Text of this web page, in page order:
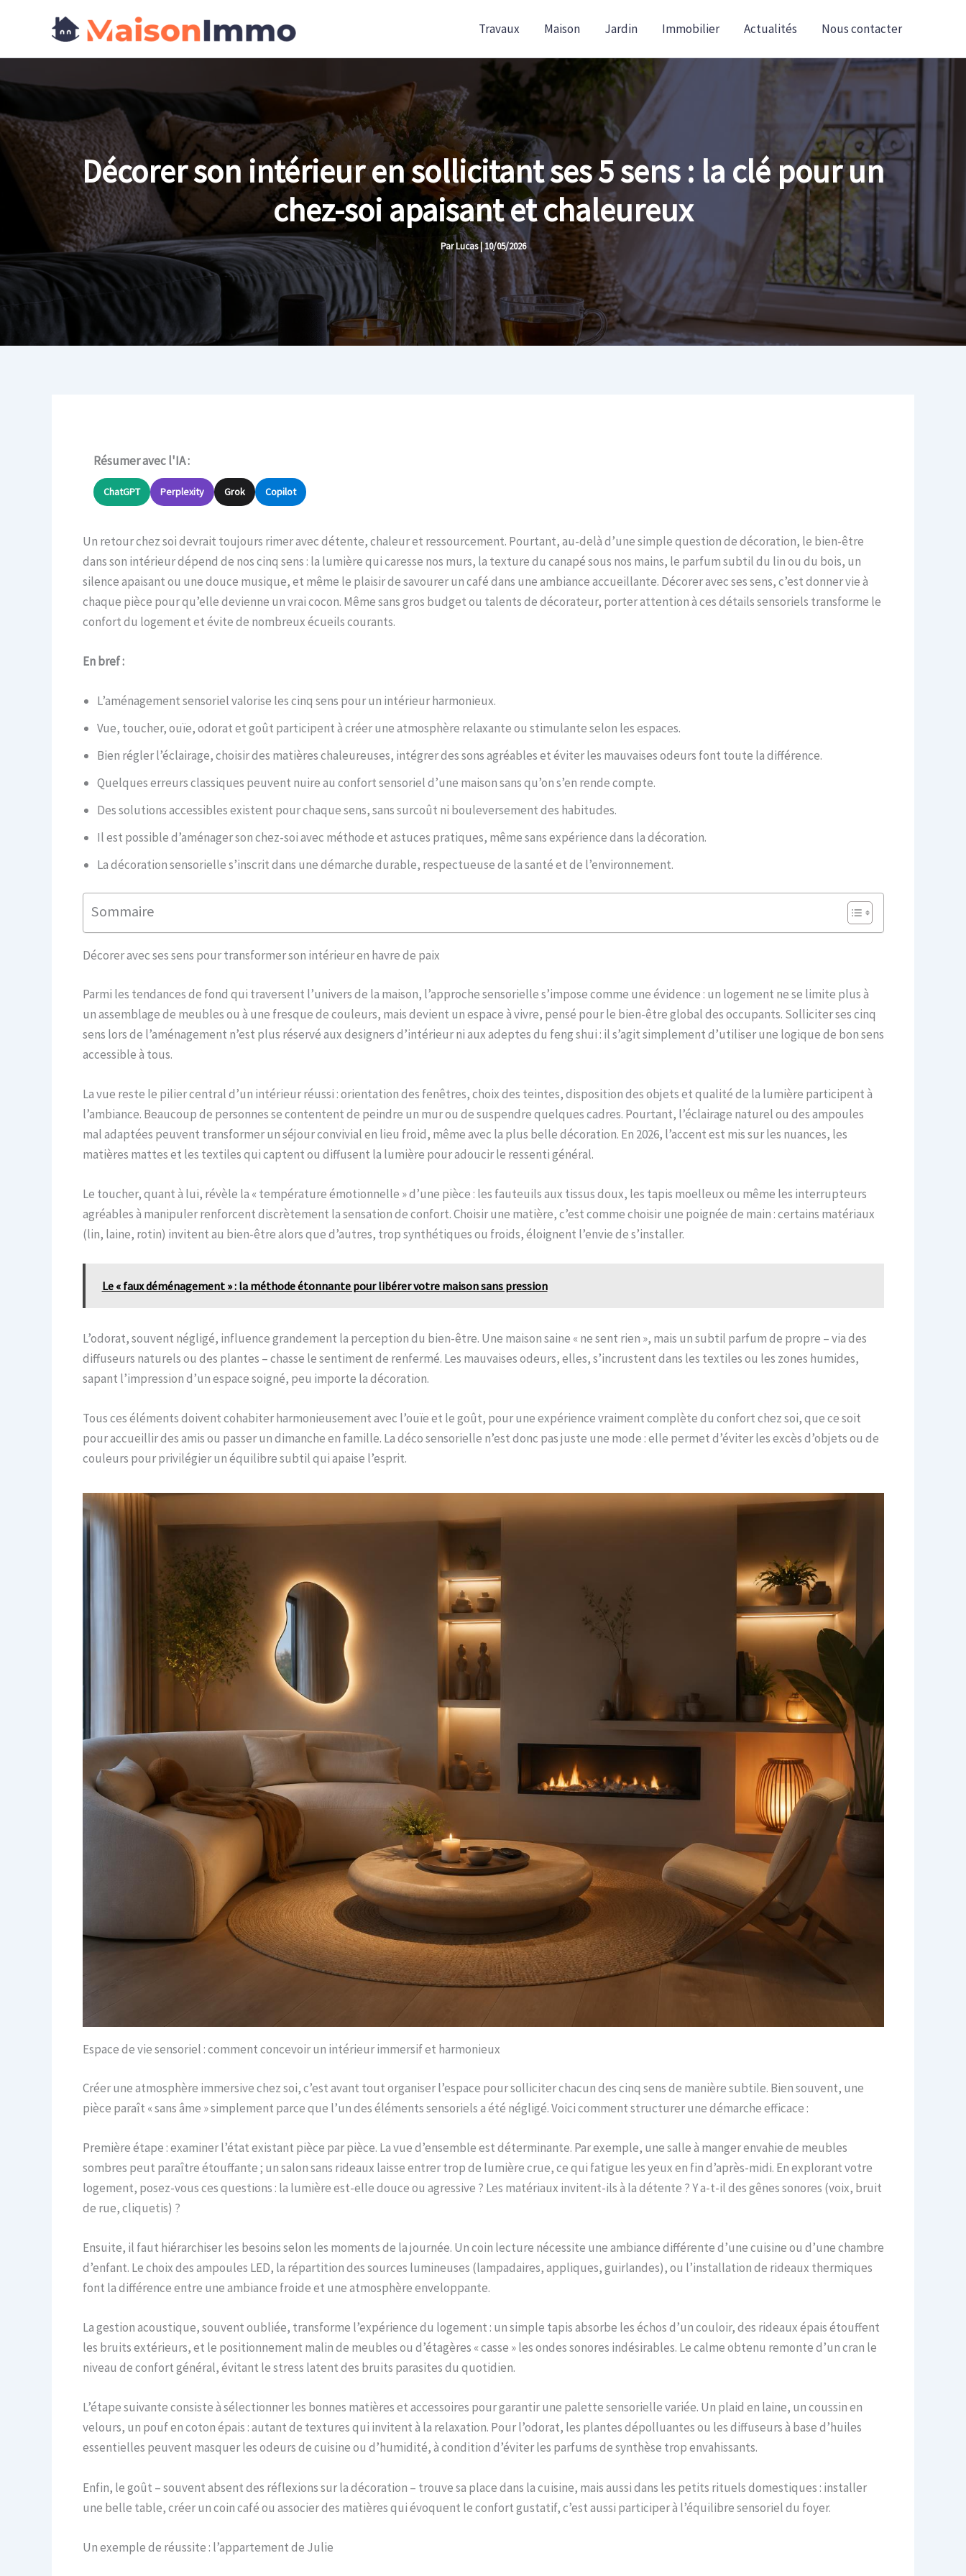
Travaux Maison Jardin Immobilier Actualités Nous contacter
Décorer son intérieur en sollicitant ses 5 sens : la clé pour un
chez-soi apaisant et chaleureux
ParLucas|10/05/2026
Résumer avec l'IA :
ChatGPT Perplexity Grok Copilot
Un retour chez soi devrait toujours rimer avec détente, chaleur et ressourcement. Pourtant, au-delà d’une simple question de décoration, le bien-être
dans son intérieur dépend de nos cinq sens : la lumière qui caresse nos murs, la texture du canapé sous nos mains, le parfum subtil du lin ou du bois, un
silence apaisant ou une douce musique, et même le plaisir de savourer un café dans une ambiance accueillante. Décorer avec ses sens, c’est donner vie à
chaque pièce pour qu’elle devienne un vrai cocon. Même sans gros budget ou talents de décorateur, porter attention à ces détails sensoriels transforme le
confort du logement et évite de nombreux écueils courants.
En bref :
L’aménagement sensoriel valorise les cinq sens pour un intérieur harmonieux.
Vue, toucher, ouïe, odorat et goût participent à créer une atmosphère relaxante ou stimulante selon les espaces.
Bien régler l’éclairage, choisir des matières chaleureuses, intégrer des sons agréables et éviter les mauvaises odeurs font toute la différence.
Quelques erreurs classiques peuvent nuire au confort sensoriel d’une maison sans qu’on s’en rende compte.
Des solutions accessibles existent pour chaque sens, sans surcoût ni bouleversement des habitudes.
Il est possible d’aménager son chez-soi avec méthode et astuces pratiques, même sans expérience dans la décoration.
La décoration sensorielle s’inscrit dans une démarche durable, respectueuse de la santé et de l’environnement.
Sommaire
Décorer avec ses sens pour transformer son intérieur en havre de paix
Parmi les tendances de fond qui traversent l’univers de la maison, l’approche sensorielle s’impose comme une évidence : un logement ne se limite plus à
un assemblage de meubles ou à une fresque de couleurs, mais devient un espace à vivre, pensé pour le bien-être global des occupants. Solliciter ses cinq
sens lors de l’aménagement n’est plus réservé aux designers d’intérieur ni aux adeptes du feng shui : il s’agit simplement d’utiliser une logique de bon sens
accessible à tous.
La vue reste le pilier central d’un intérieur réussi : orientation des fenêtres, choix des teintes, disposition des objets et qualité de la lumière participent à
l’ambiance. Beaucoup de personnes se contentent de peindre un mur ou de suspendre quelques cadres. Pourtant, l’éclairage naturel ou des ampoules
mal adaptées peuvent transformer un séjour convivial en lieu froid, même avec la plus belle décoration. En 2026, l’accent est mis sur les nuances, les
matières mattes et les textiles qui captent ou diffusent la lumière pour adoucir le ressenti général.
Le toucher, quant à lui, révèle la « température émotionnelle » d’une pièce : les fauteuils aux tissus doux, les tapis moelleux ou même les interrupteurs
agréables à manipuler renforcent discrètement la sensation de confort. Choisir une matière, c’est comme choisir une poignée de main : certains matériaux
(lin, laine, rotin) invitent au bien-être alors que d’autres, trop synthétiques ou froids, éloignent l’envie de s’installer.
Le « faux déménagement » : la méthode étonnante pour libérer votre maison sans pression
L’odorat, souvent négligé, influence grandement la perception du bien-être. Une maison saine « ne sent rien », mais un subtil parfum de propre – via des
diffuseurs naturels ou des plantes – chasse le sentiment de renfermé. Les mauvaises odeurs, elles, s’incrustent dans les textiles ou les zones humides,
sapant l’impression d’un espace soigné, peu importe la décoration.
Tous ces éléments doivent cohabiter harmonieusement avec l’ouïe et le goût, pour une expérience vraiment complète du confort chez soi, que ce soit
pour accueillir des amis ou passer un dimanche en famille. La déco sensorielle n’est donc pas juste une mode : elle permet d’éviter les excès d’objets ou de
couleurs pour privilégier un équilibre subtil qui apaise l’esprit.
Espace de vie sensoriel : comment concevoir un intérieur immersif et harmonieux
Créer une atmosphère immersive chez soi, c’est avant tout organiser l’espace pour solliciter chacun des cinq sens de manière subtile. Bien souvent, une
pièce paraît « sans âme » simplement parce que l’un des éléments sensoriels a été négligé. Voici comment structurer une démarche efficace :
Première étape : examiner l’état existant pièce par pièce. La vue d’ensemble est déterminante. Par exemple, une salle à manger envahie de meubles
sombres peut paraître étouffante ; un salon sans rideaux laisse entrer trop de lumière crue, ce qui fatigue les yeux en fin d’après-midi. En explorant votre
logement, posez-vous ces questions : la lumière est-elle douce ou agressive ? Les matériaux invitent-ils à la détente ? Y a-t-il des gênes sonores (voix, bruit
de rue, cliquetis) ?
Ensuite, il faut hiérarchiser les besoins selon les moments de la journée. Un coin lecture nécessite une ambiance différente d’une cuisine ou d’une chambre
d’enfant. Le choix des ampoules LED, la répartition des sources lumineuses (lampadaires, appliques, guirlandes), ou l’installation de rideaux thermiques
font la différence entre une ambiance froide et une atmosphère enveloppante.
La gestion acoustique, souvent oubliée, transforme l’expérience du logement : un simple tapis absorbe les échos d’un couloir, des rideaux épais étouffent
les bruits extérieurs, et le positionnement malin de meubles ou d’étagères « casse » les ondes sonores indésirables. Le calme obtenu remonte d’un cran le
niveau de confort général, évitant le stress latent des bruits parasites du quotidien.
L’étape suivante consiste à sélectionner les bonnes matières et accessoires pour garantir une palette sensorielle variée. Un plaid en laine, un coussin en
velours, un pouf en coton épais : autant de textures qui invitent à la relaxation. Pour l’odorat, les plantes dépolluantes ou les diffuseurs à base d’huiles
essentielles peuvent masquer les odeurs de cuisine ou d’humidité, à condition d’éviter les parfums de synthèse trop envahissants.
Enfin, le goût – souvent absent des réflexions sur la décoration – trouve sa place dans la cuisine, mais aussi dans les petits rituels domestiques : installer
une belle table, créer un coin café ou associer des matières qui évoquent le confort gustatif, c’est aussi participer à l’équilibre sensoriel du foyer.
Un exemple de réussite : l’appartement de Julie